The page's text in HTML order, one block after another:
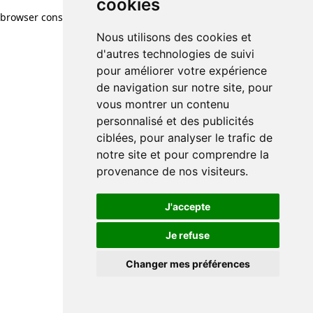
cookies
Nous utilisons des cookies et
d'autres technologies de suivi
pour améliorer votre expérience
de navigation sur notre site, pour
vous montrer un contenu
personnalisé et des publicités
ciblées, pour analyser le trafic de
notre site et pour comprendre la
provenance de nos visiteurs.
J'accepte
Je refuse
Changer mes préférences
browser console for more information)